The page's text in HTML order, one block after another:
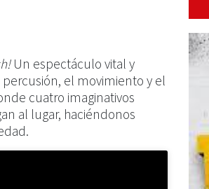
Un espectáculo vital y
el movimiento y el
cuatro imaginativos
al lugar, haciéndonos